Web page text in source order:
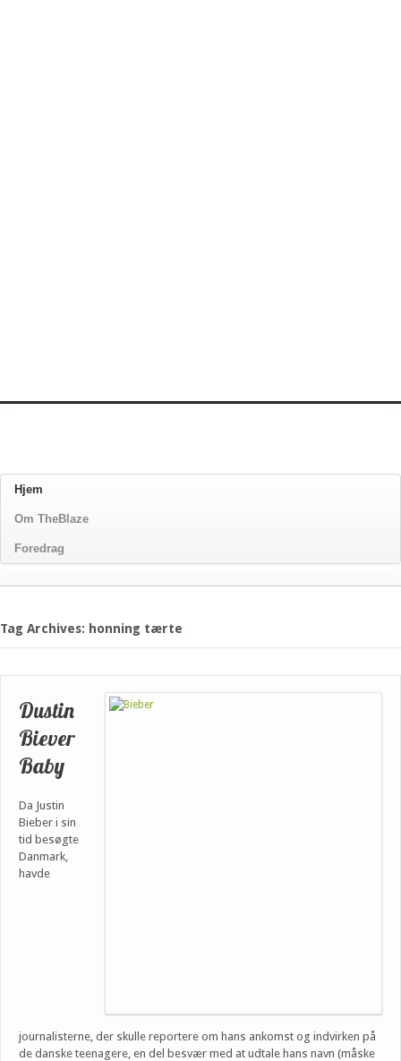
Hjem
Om TheBlaze
Foredrag
Tag Archives: honning tærte
Dustin
Biever
Baby
Da Justin
Bieber i sin
tid besøgte
Danmark,
havde
journalisterne, der skulle reportere om hans ankomst og indvirken på
de danske teenagere, en del besvær med at udtale hans navn (måske